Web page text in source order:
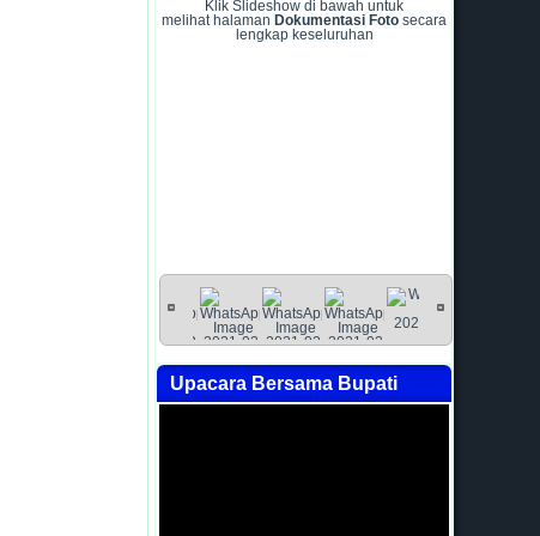
Klik Slideshow di bawah untuk
melihat halaman Dokumentasi Foto secara
lengkap keseluruhan
Upacara Bersama Bupati